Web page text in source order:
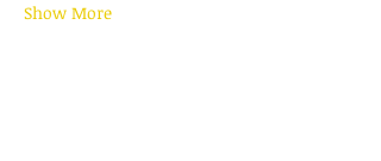
Show More